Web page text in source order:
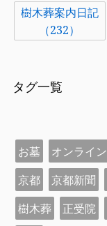
樹木葬案内日記
（232）
タグ一覧
お墓 オンライン
京都
京都新聞
樹木葬
正受院